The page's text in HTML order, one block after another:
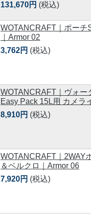
131,670円 (税込)
WOTANCRAFT｜ポーチ
｜Armor 02
3,762円 (税込)
WOTANCRAFT｜ヴォー
Easy Pack 15L用 カメラ
8,910円 (税込)
WOTANCRAFT｜2WAY
＆ベルクロ｜Armor 06
7,920円 (税込)